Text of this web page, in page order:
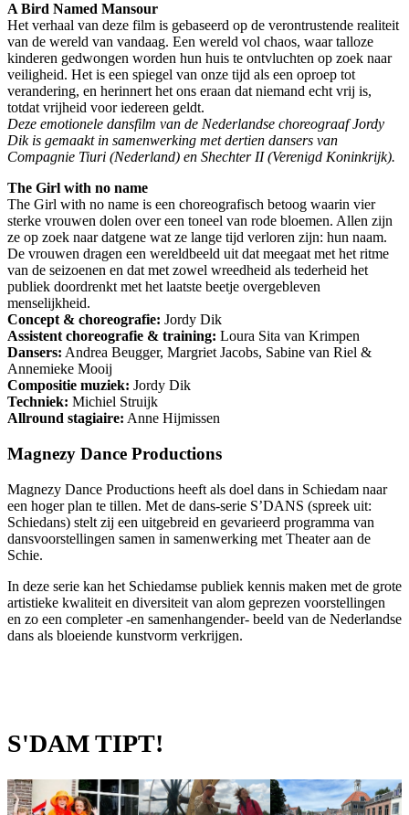
A Bird Named Mansour
Het verhaal van deze film is gebaseerd op de verontrustende realiteit
van de wereld van vandaag. Een wereld vol chaos, waar talloze
kinderen gedwongen worden hun huis te ontvluchten op zoek naar
veiligheid. Het is een spiegel van onze tijd als een oproep tot
verandering, en herinnert het ons eraan dat niemand echt vrij is,
totdat vrijheid voor iedereen geldt.
Deze emotionele dansfilm van de Nederlandse choreograaf Jordy
Dik is gemaakt in samenwerking met dertien dansers van
Compagnie Tiuri (Nederland) en Shechter II (Verenigd Koninkrijk).
The Girl with no name
The Girl with no name is een choreografisch betoog waarin vier
sterke vrouwen dolen over een toneel van rode bloemen. Allen zijn
ze op zoek naar datgene wat ze lange tijd verloren zijn: hun naam.
De vrouwen dragen een wereldbeeld uit dat meegaat met het ritme
van de seizoenen en dat met zowel wreedheid als tederheid het
publiek doordrenkt met het laatste beetje overgebleven
menselijkheid.
Concept & choreografie: Jordy Dik
Assistent choreografie & training: Loura Sita van Krimpen
Dansers: Andrea Beugger, Margriet Jacobs, Sabine van Riel &
Annemieke Mooij
Compositie muziek: Jordy Dik
Techniek: Michiel Struijk
Allround stagiaire: Anne Hijmissen
Magnezy Dance Productions
Magnezy Dance Productions heeft als doel dans in Schiedam naar
een hoger plan te tillen. Met de dans-serie S’DANS (spreek uit:
Schiedans) stelt zij een uitgebreid en gevarieerd programma van
dansvoorstellingen samen in samenwerking met Theater aan de
Schie.
In deze serie kan het Schiedamse publiek kennis maken met de grote
artistieke kwaliteit en diversiteit van alom geprezen voorstellingen
en zo een completer -en samenhangender- beeld van de Nederlandse
dans als bloeiende kunstvorm verkrijgen.
S'DAM TIPT!